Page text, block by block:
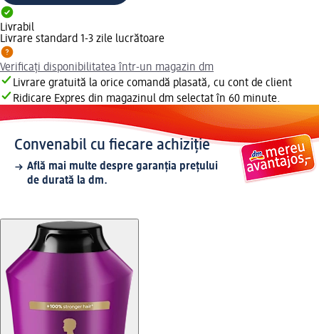
Livrabil
Livrare standard 1-3 zile lucrătoare
Verificați disponibilitatea într-un magazin dm
Livrare gratuită la orice comandă plasată, cu cont de client
Ridicare Expres din magazinul dm selectat în 60 minute.
Convenabil cu fiecare achiziție
Află mai multe despre garanția prețului
de durată la dm.